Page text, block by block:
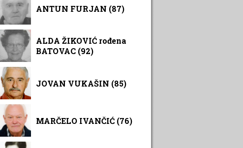
ANTUN FURJAN (87)
ALDA ŽIKOVIĆ rođena
BATOVAC (92)
JOVAN VUKAŠIN (85)
MARČELO IVANČIĆ (76)